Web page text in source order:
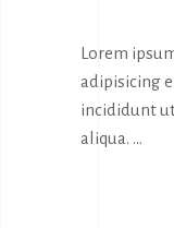
Lorem
adipisicing
incididunt
aliqua.